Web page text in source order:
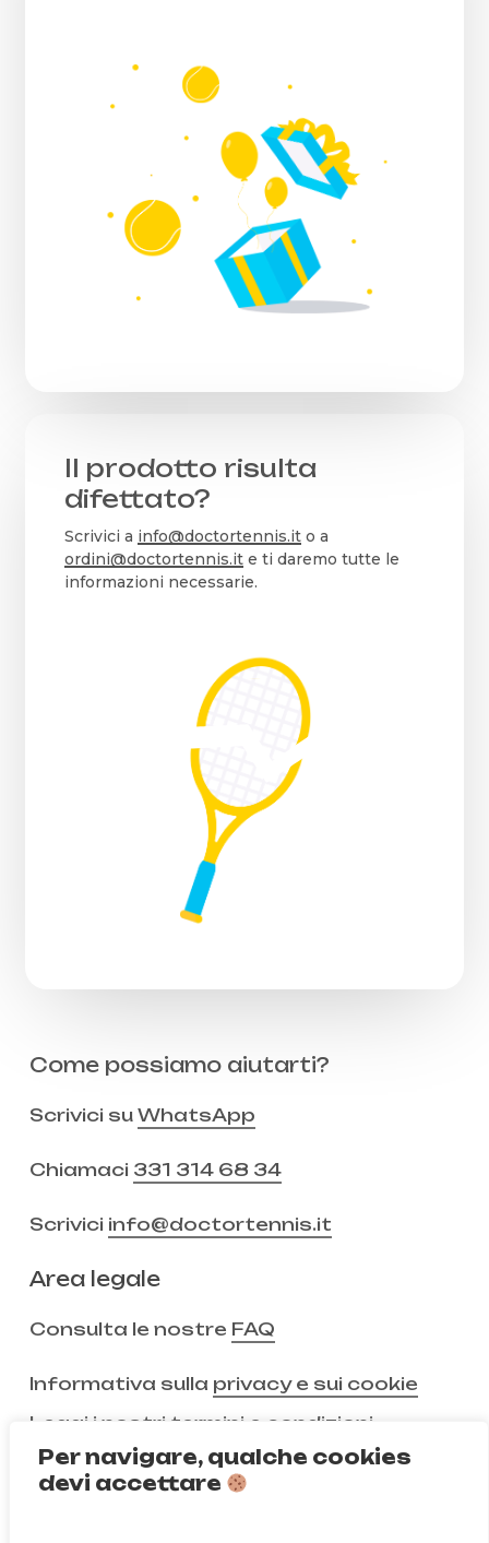
Per navigare, qualche cookies
devi accettare
Il prodotto risulta
difettato?
Scrivici a info@doctortennis.ito a
ordini@doctortennis.ite ti daremo tutte le
informazioni necessarie.
Come possiamo aiutarti?
Scrivici suWhatsApp
Chiamaci 331 314 68 34
Scrivici info@doctortennis.it
Area legale
Consulta le nostre FAQ
Informativa sulla privacy e sui cookie
Leggi i nostri termini e condizioni